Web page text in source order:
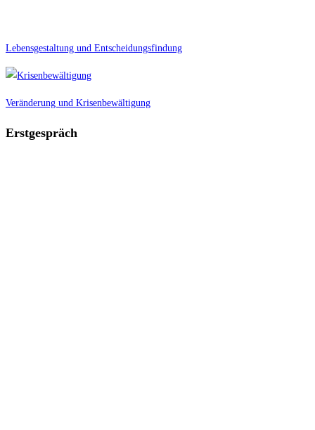
Lebensgestaltung und Entscheidungsfindung
Veränderung und Krisenbewältigung
Erstgespräch